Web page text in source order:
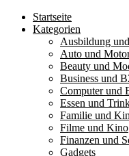
Startseite
Kategorien
Ausbildung
Auto und
Beauty und
Business und
Computer und
Essen und
Familie und
Filme und Kino
Finanzen und
Gadgets